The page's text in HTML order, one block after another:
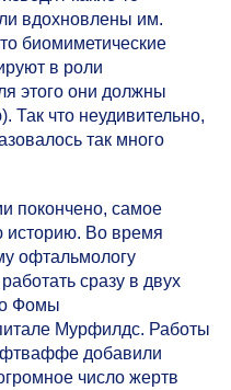
вдохновлены им.
биомиметические
в роли
этого они должны
Так что неудивительно,
так много
покончено, самое
историю. Во время
офтальмологу
сразу в двух
Фомы
Мурфилдс. Работы
добавили
число жертв